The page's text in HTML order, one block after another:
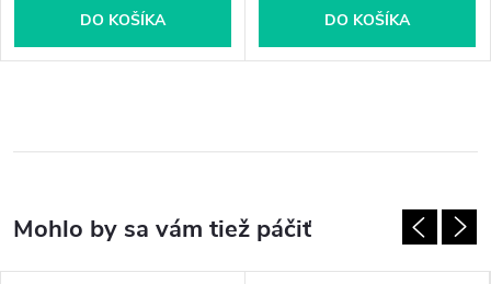
DO KOŠÍKA DO KOŠÍKA